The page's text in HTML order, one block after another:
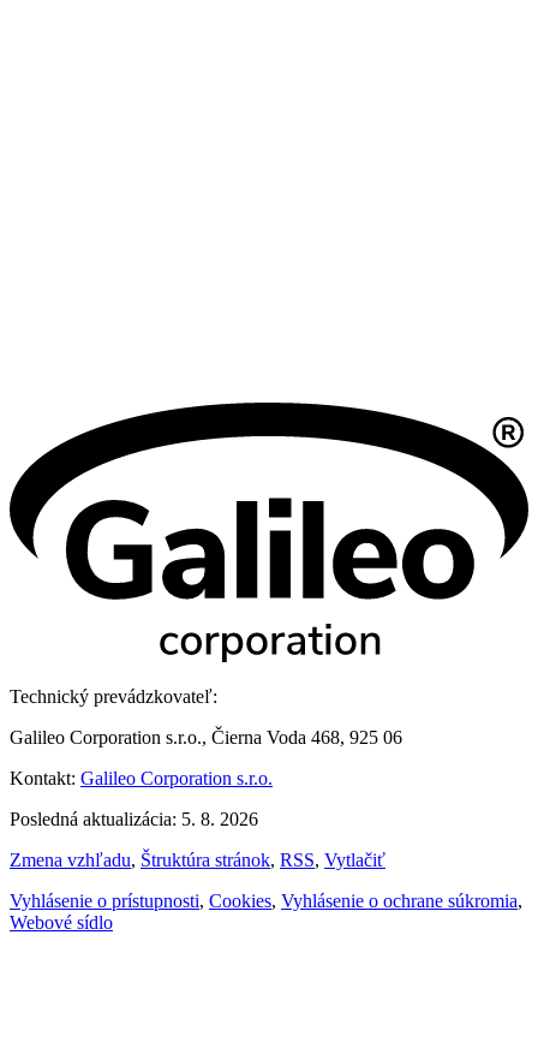
Technický prevádzkovateľ:
Galileo Corporation s.r.o., Čierna Voda 468, 925 06
Kontakt: Galileo Corporation s.r.o.
Posledná aktualizácia: 5. 8. 2026
Zmena vzhľadu, Štruktúra stránok, RSS, Vytlačiť
Vyhlásenie o prístupnosti, Cookies, Vyhlásenie o ochrane súkromia,
Webové sídlo